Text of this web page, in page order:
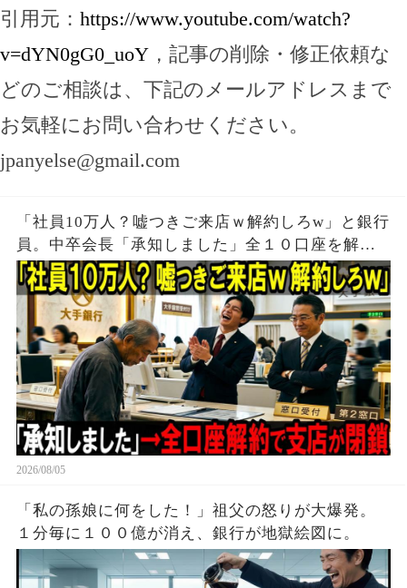
引用元： https://www.youtube.com/watch?
v=dYN0gG0_uoY ，記事の削除・修正依頼な
どのご相談は、下記のメールアドレスまで
お気軽にお問い合わせください。
jpanyelse@gmail.com
「社員10万人？嘘つきご来店ｗ解約しろw」と銀行
員。中卒会長「承知しました」全１０口座を解約
し支店が閉鎖
2026/08/05
「私の孫娘に何をした！」祖父の怒りが大爆発。
１分毎に１００億が消え、銀行が地獄絵図に。